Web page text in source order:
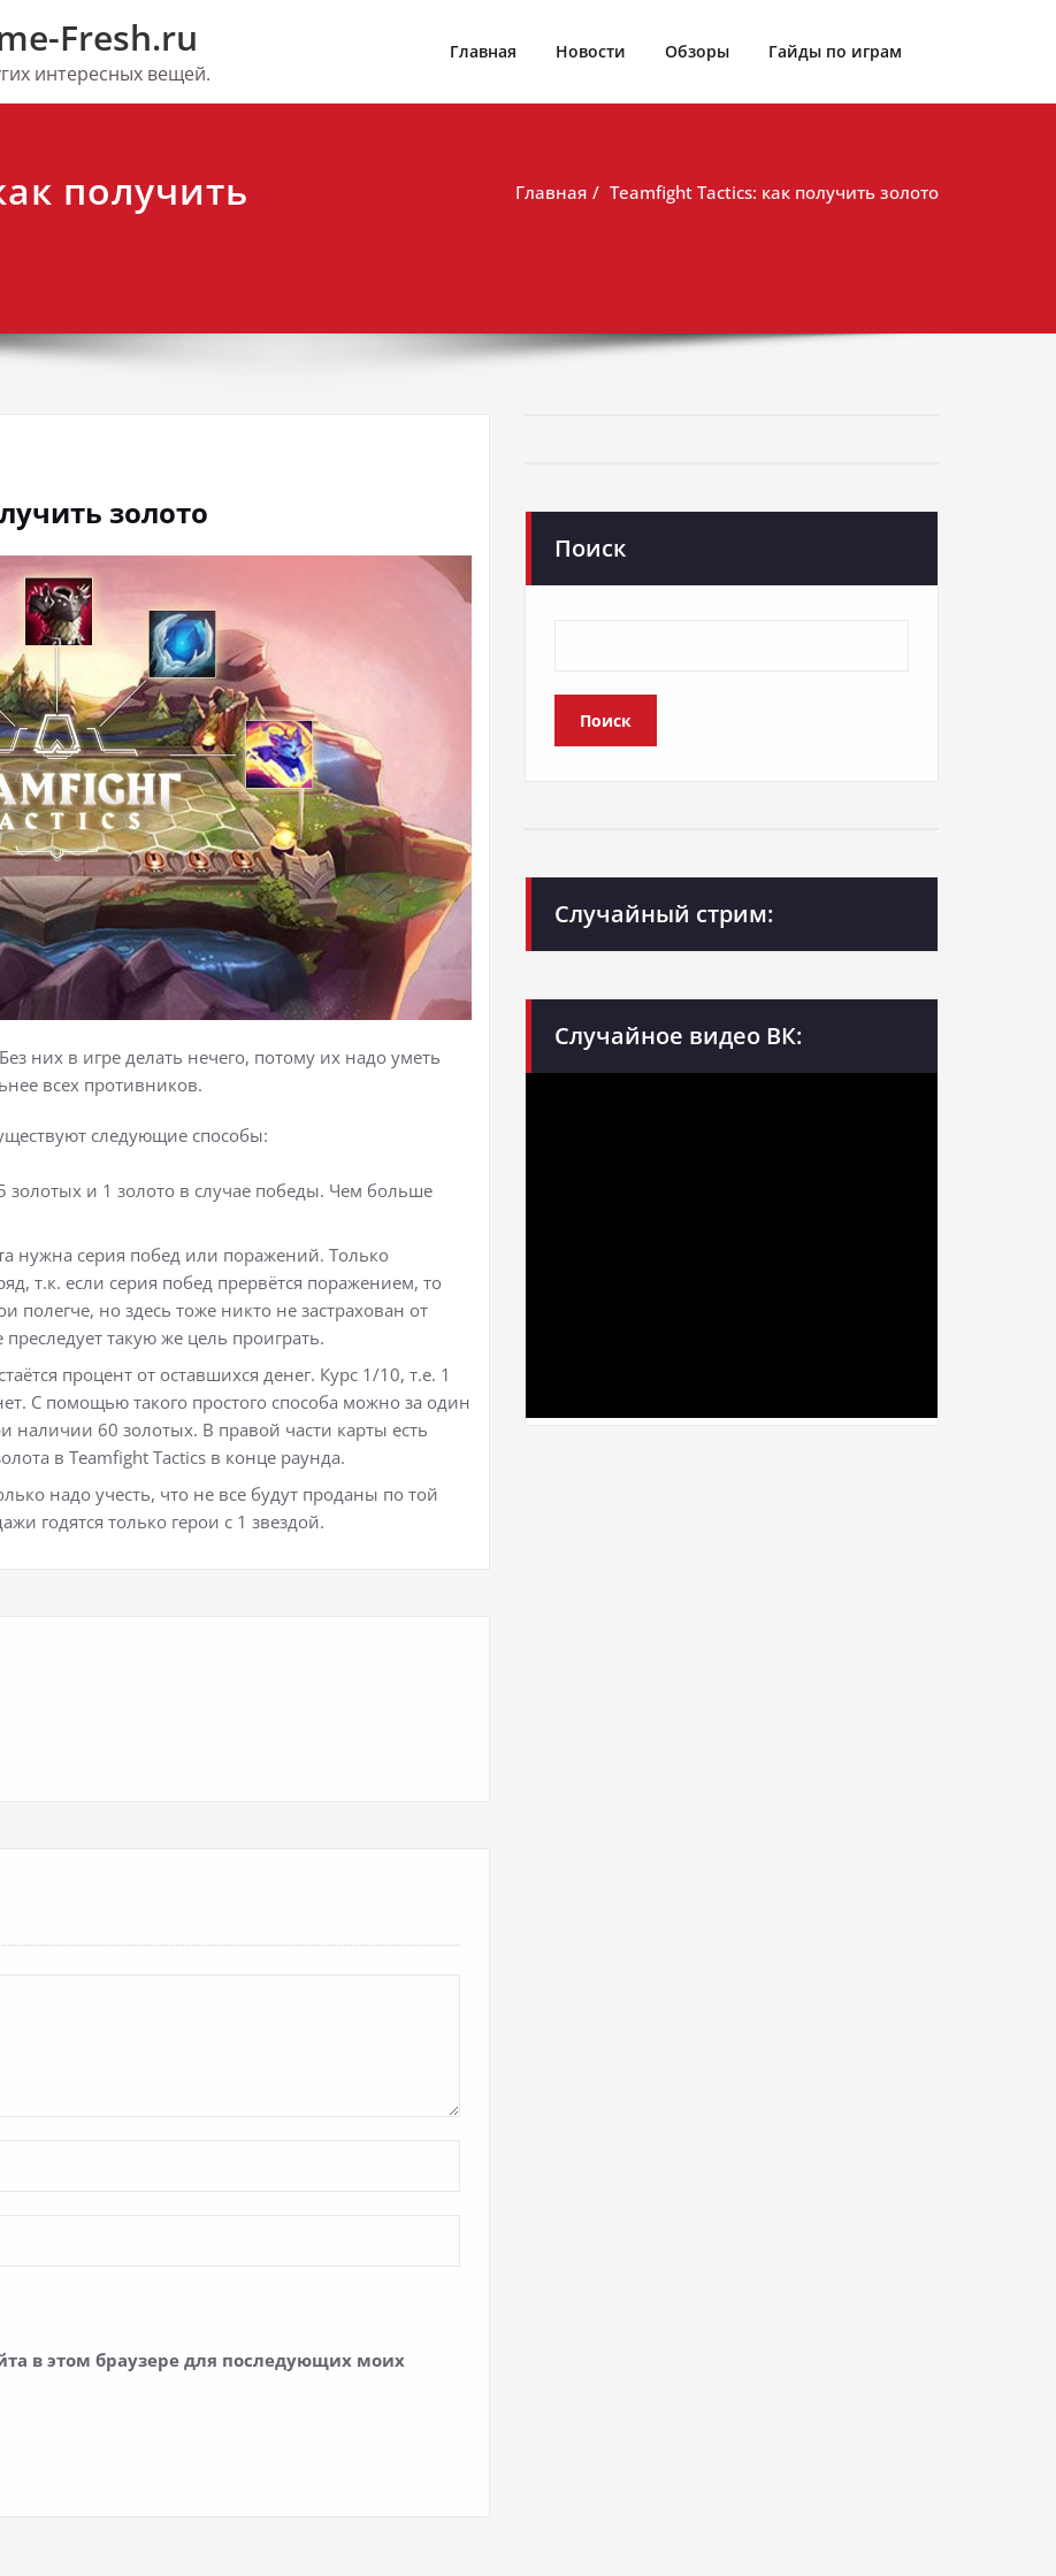
Fresh.ru
интересных вещей.
Главная Новости Обзоры Гайды по играм
получить
Главная Teamfight Tactics: как получить золото
золото
них в игре делать нечего, потому их надо уметь
всех противников.
следующие способы:
золотых и 1 золото в случае победы. Чем больше
нужна серия побед или поражений. Только
т.к. если серия побед прервётся поражением, то
полегче, но здесь тоже никто не застрахован от
такую же цель проиграть.
процент от оставшихся денег. Курс 1/10, т.е. 1
С помощью такого простого способа можно за один
наличии 60 золотых. В правой части карты есть
в Teamfight Tactics в конце раунда.
надо учесть, что не все будут проданы по той
годятся только герои с 1 звездой.
в этом браузере для последующих моих
Поиск
Поиск
Случайный стрим:
Случайное видео ВК: